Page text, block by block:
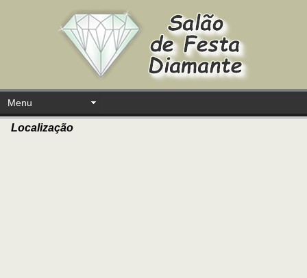
Menu
Localização